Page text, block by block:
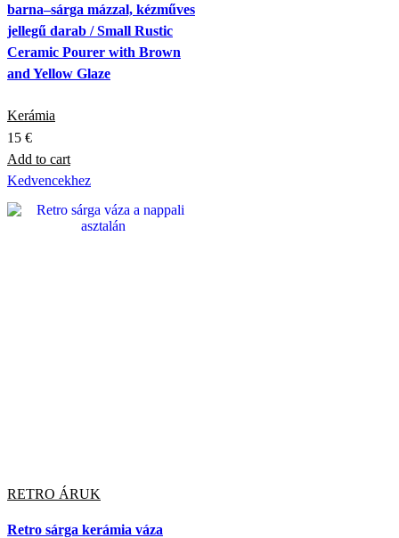
barna–sárga mázzal, kézműves
jellegű darab / Small Rustic
Ceramic Pourer with Brown
and Yellow Glaze
Kerámia
15 €
Add to cart
Kedvencekhez
RETRO ÁRUK
Retro sárga kerámia váza